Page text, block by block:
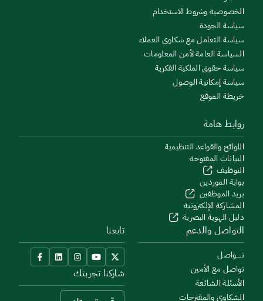
الخصوصية وشروط الاستخدام
سياسة الجودة
سياسة التعامل مع شكاوى العملاء
السياسة العامة لأمن المعلومات
سياسة حقوق الملكية الفكرية
سياسة إمكانية الوصول
خريطة الموقع
روابط هامة
اللوائح والقواعد التنظيمية
البيانات المفتوحة
التوظيف
بوابة الموردين
بريد الموظفين
المشاركة الإلكترونية
دليل الهوية البصرية
التواصل والدعم
تــــواصل
تواصل مع الأمين
الأسئلة الشائعة
الشكاوى والمقترحات
تابعنا
شاركنا تجربتك